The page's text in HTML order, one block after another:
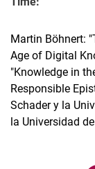
Martin Böhnert:
Age of Digital
"Knowledge in
Responsible
Schader y la
la Universidad